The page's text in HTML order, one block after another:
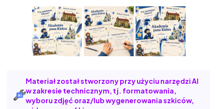
Materiał został stworzony przy użyciu narzędzi AI
w zakresie technicznym, tj. formatowania,
wyboru zdjęć oraz/lub wygenerowania szkiców,